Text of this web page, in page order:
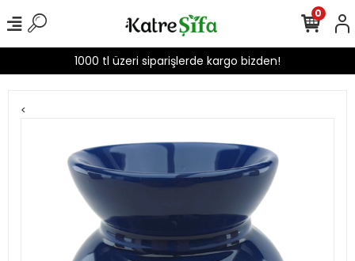
1000 tl üzeri siparişlerde kargo bizden!
0
<